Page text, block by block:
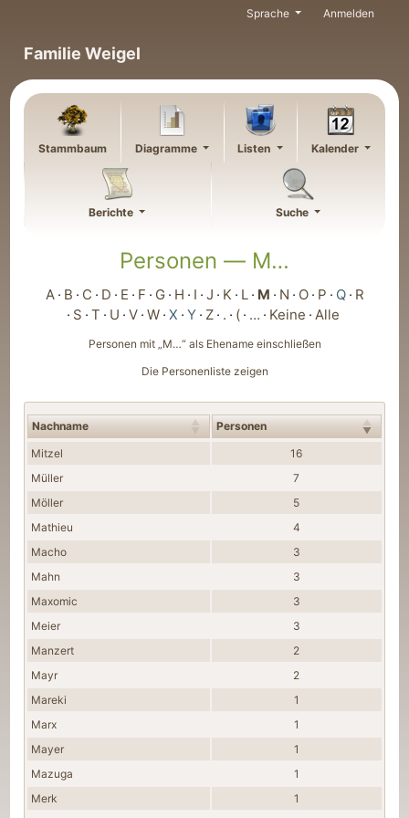
Familie Weigel
Sprache Anmelden
Stammbaum Diagramme Listen Kalender
Berichte Suche
Personen — M…
A B C D E F G H I J K L M N O P Q
R
S T U V W X Y Z . ( … Keine Alle
Personen mit „M…“ als Ehename einschließen
Die Personenliste zeigen
Nachnamen
Nachname
Personen
Mitzel
16
Müller
7
Möller
5
Mathieu
4
Macho
3
Mahn
3
Maxomic
3
Meier
3
Manzert
2
Mayr
2
Mareki
1
Marx
1
Mayer
1
Mazuga
1
Merk
1